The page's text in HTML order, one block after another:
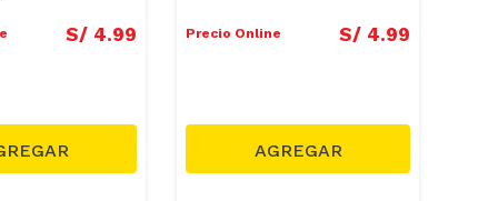
S/ 4.99 Precio Online S/ 4.99